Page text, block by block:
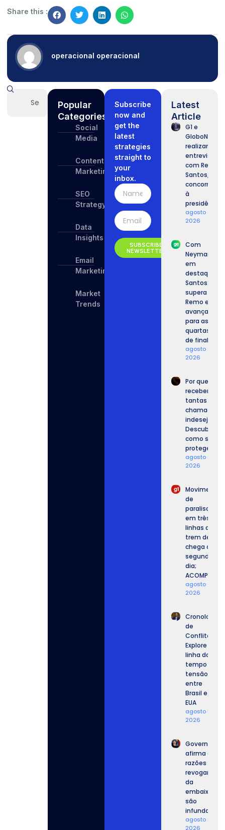
Share this :
operacional operacional
Popular
Categories
Social
Media
Content
Marketing
SEO
Strategy
Data
Insights
Email
Marketing
Market
Trends
Subscribe
now and
get the
latest
strategies
straight to
your
inbox.
SUBSCRIBE
NEWSLETTER
Latest
Article
G1 e
GloboNews
realizam
entrevista
com Renan
Santos,
concorrente
à
presidência.
agosto 7,
2026
Com
Neymar
em
destaque,
Santos
supera o
Remo e
avança
para as
quartas
de final.
agosto 6,
2026
Por que
recebemos
tantas
chamadas
Descubra
como se
proteger.
agosto 6,
2026
Movimento
de
paralisação
em três
linhas de
trem de SP
chega ao
segundo
dia;
ACOMPANHE.
agosto 6,
2026
Cronologia
de
Conflitos:
Explore a
linha do
tempo da
tensão
entre
Brasil e
EUA
agosto 5,
2026
Governo
afirma que
razões para
revogar
da
são
infundadas.
agosto 5,
2026